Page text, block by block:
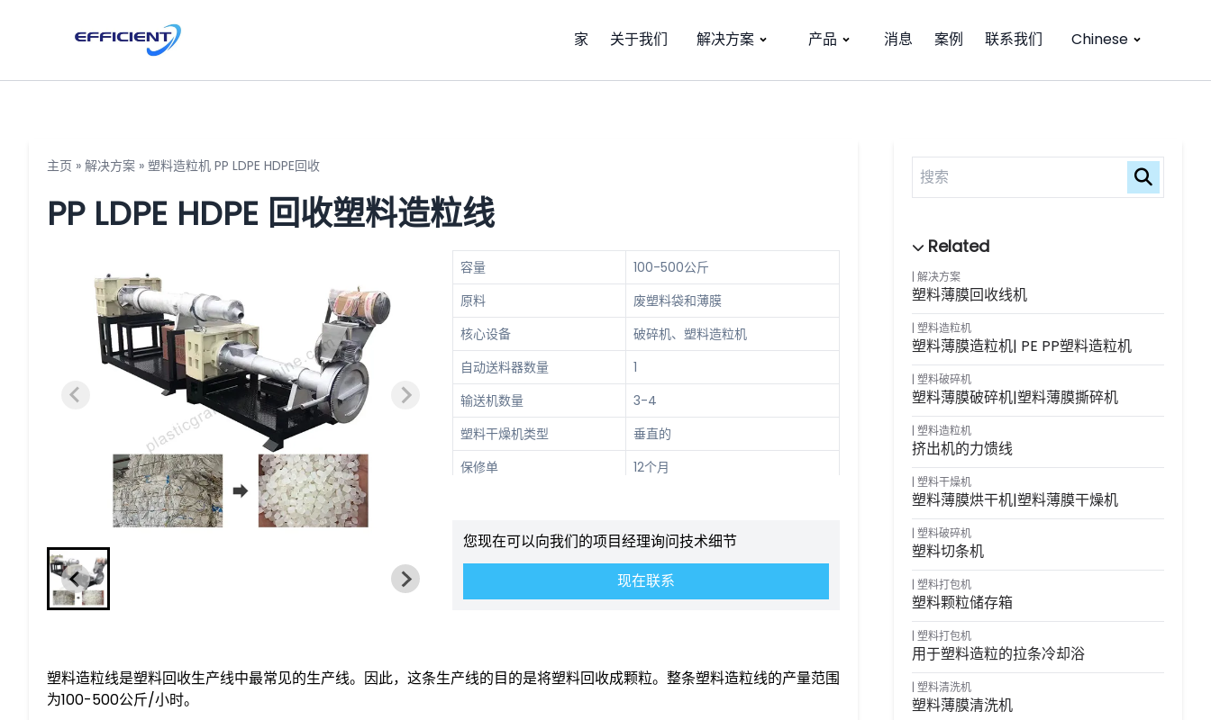
家 关于我们 解决方案 产品 消息 案例 联系我们 Chinese
主页 » 解决方案 » 塑料造粒机 PP LDPE HDPE回收
PP LDPE HDPE 回收塑料造粒线
容量
100-500公斤
原料
废塑料袋和薄膜
核心设备
破碎机、塑料造粒机
自动送料器数量
1
输送机数量
3-4
塑料干燥机类型
垂直的
保修单
12个月
您现在可以向我们的项目经理询问技术细节
现在联系
塑料造粒线是塑料回收生产线中最常见的生产线。因此，这条生产线的目的是将塑料回收成颗粒。整条塑料造粒线的产量范围
为100-500公斤/小时。
解决方案
塑料薄膜回收线机
塑料造粒机
塑料薄膜造粒机| PE PP塑料造粒机
塑料破碎机
塑料薄膜破碎机|塑料薄膜撕碎机
塑料造粒机
挤出机的力馈线
塑料干燥机
塑料薄膜烘干机|塑料薄膜干燥机
塑料破碎机
塑料切条机
塑料打包机
塑料颗粒储存箱
塑料打包机
用于塑料造粒的拉条冷却浴
塑料清洗机
塑料薄膜清洗机